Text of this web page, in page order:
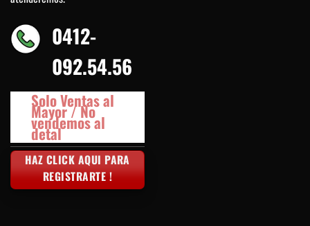
0412-
092.54.56
Solo Ventas al
Mayor / No
vendemos al
detal
HAZ CLICK AQUI PARA
REGISTRARTE !